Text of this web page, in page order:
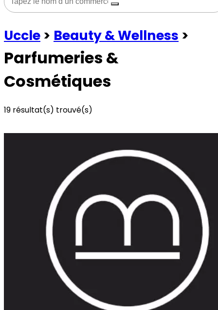
Uccle > Beauty & Wellness >
Parfumeries &
Cosmétiques
19 résultat(s) trouvé(s)